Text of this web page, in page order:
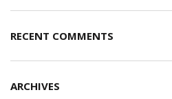
RECENT COMMENTS
ARCHIVES